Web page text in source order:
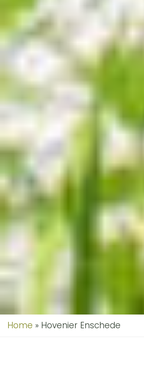
Home » Hovenier Enschede